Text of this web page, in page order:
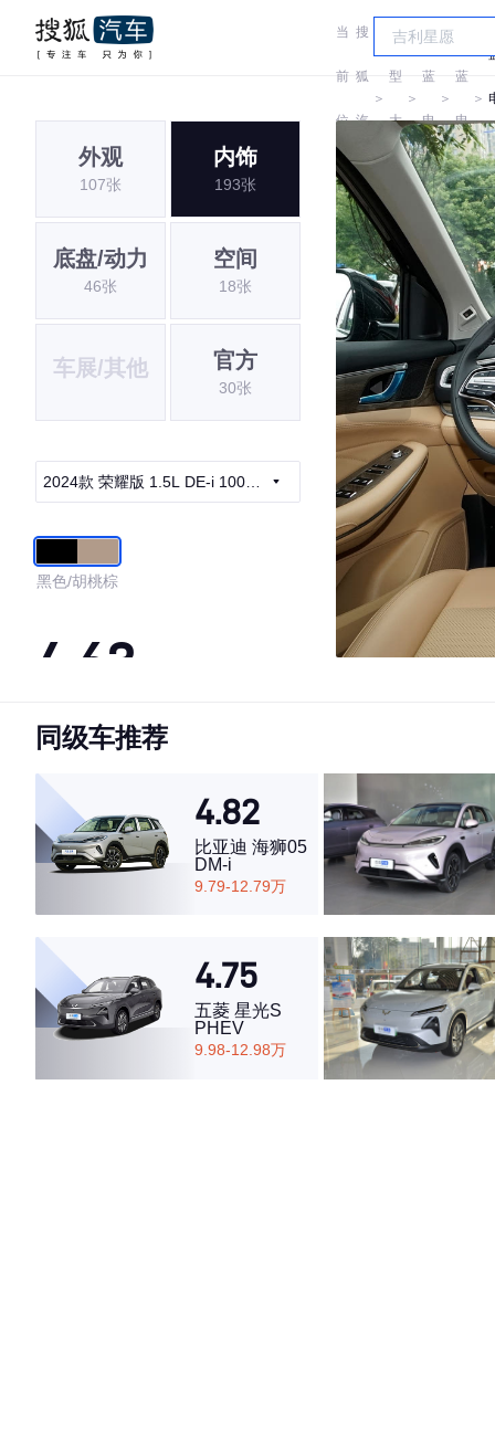
当
前
位
置:
搜
狐
汽
车
＞
车
型
大
全
＞
蓝
电
＞
蓝
电
＞
外观
107张
内饰
193张
底盘/动力
46张
空间
18张
车展/其他 官方
30张
2024款 荣耀版 1.5L DE-i 100KM
黑色/胡桃棕
4.63
·外观表现一般，低于77%同级车
·空间表现较为优秀，优于59%同级车
同级车推荐
4.82
比亚迪 海狮05
DM-i
9.79-12.79万
4.75
五菱 星光S
PHEV
9.98-12.98万